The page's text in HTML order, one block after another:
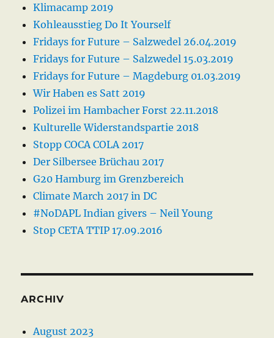
Klimacamp 2019
Kohleausstieg Do It Yourself
Fridays for Future – Salzwedel 26.04.2019
Fridays for Future – Salzwedel 15.03.2019
Fridays for Future – Magdeburg 01.03.2019
Wir Haben es Satt 2019
Polizei im Hambacher Forst 22.11.2018
Kulturelle Widerstandspartie 2018
Stopp COCA COLA 2017
Der Silbersee Brüchau 2017
G20 Hamburg im Grenzbereich
Climate March 2017 in DC
#NoDAPL Indian givers – Neil Young
Stop CETA TTIP 17.09.2016
ARCHIV
August 2023